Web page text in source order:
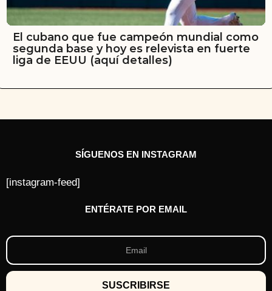
El cubano que fue campeón mundial como
segunda base y hoy es relevista en fuerte
liga de EEUU (aquí detalles)
SÍGUENOS EN INSTAGRAM
[instagram-feed]
ENTÉRATE POR EMAIL